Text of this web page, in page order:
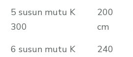
5 susun mutu K
300
200
cm
6 susun mutu K
240